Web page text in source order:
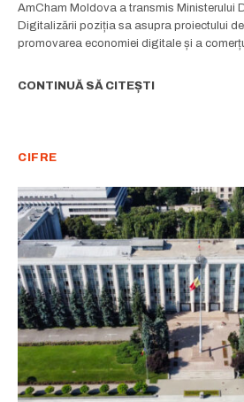
AmCham Moldova a transmis Ministerului
Digitalizării poziția sa asupra proiectului
promovarea economiei digitale și a
CONTINUĂ SĂ CITEȘTI
CIFRE